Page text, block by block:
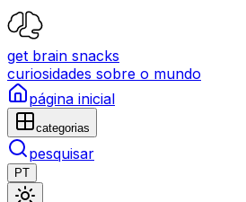
get brain snacks
curiosidades sobre o mundo
página inicial
categorias
pesquisar
PT